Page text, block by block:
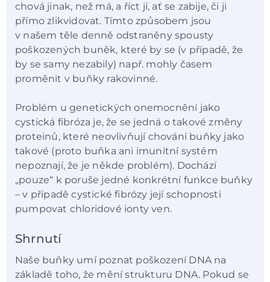
chová jinak, než má, a říct jí, ať se zabije, či ji
přímo zlikvidovat. Tímto způsobem jsou
v našem těle denně odstraněny spousty
poškozených buněk, které by se (v případě, že
by se samy nezabily) např. mohly časem
proměnit v buňky rakovinné.
Problém u genetických onemocnění jako
cystická fibróza je, že se jedná o takové změny
proteinů, které neovlivňují chování buňky jako
takové (proto buňka ani imunitní systém
nepoznají, že je někde problém). Dochází
„pouze“ k poruše jedné konkrétní funkce buňky
– v případě cystické fibrózy její schopnosti
pumpovat chloridové ionty ven.
Shrnutí
Naše buňky umí poznat poškození DNA na
základě toho, že mění strukturu DNA. Pokud se